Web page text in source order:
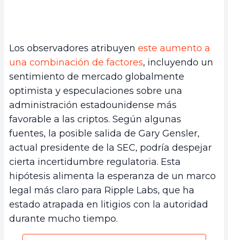
Los observadores atribuyen este aumento a
una combinación de factores, incluyendo un
sentimiento de mercado globalmente
optimista y especulaciones sobre una
administración estadounidense más
favorable a las criptos. Según algunas
fuentes, la posible salida de Gary Gensler,
actual presidente de la SEC, podría despejar
cierta incertidumbre regulatoria. Esta
hipótesis alimenta la esperanza de un marco
legal más claro para Ripple Labs, que ha
estado atrapada en litigios con la autoridad
durante mucho tiempo.